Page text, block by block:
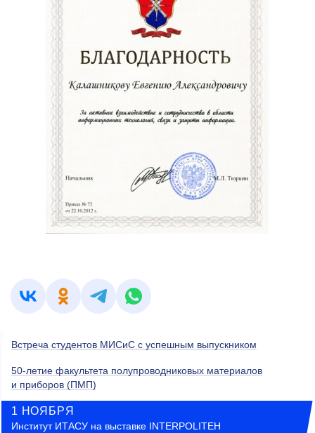
Встреча студентов МИСиС с успешным выпускником
50-летие факультета полупроводниковых материалов
и приборов (ПМП)
1 НОЯБРЯ
Институт ИТАСУ на выставке INTERPOLITEH